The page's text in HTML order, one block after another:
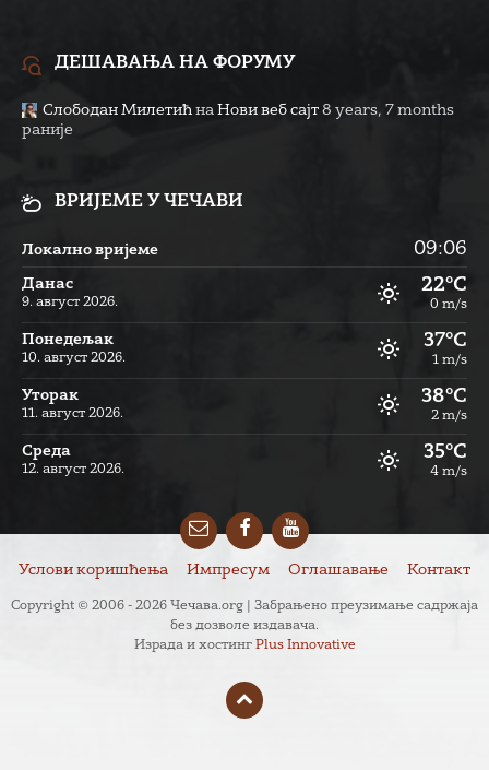
ДЕШАВАЊА НА ФОРУМУ
Слободан Милетић на Нови веб сајт 8 years, 7 months
раније
ВРИЈЕМЕ У ЧЕЧАВИ
Локално вријеме 09:06
Данас
9. август 2026.
22°C
0 m/s
Понедељак
10. август 2026.
37°C
1 m/s
Уторак
11. август 2026.
38°C
2 m/s
Cреда
12. август 2026.
35°C
4 m/s
EmailFacebookYouTube
Услови коришћења Импресум Оглашавање Контакт
Copyright © 2006 - 2026 Чечава.org | Забрањено преузимање садржаја
без дозволе издавача.
Израда и хостинг Plus Innovative